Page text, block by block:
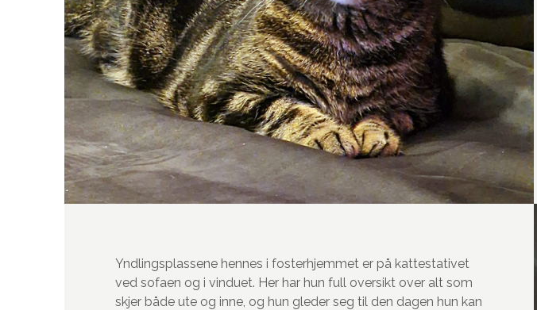
Yndlingsplassene hennes i fosterhjemmet er på kattestativet
ved sofaen og i vinduet. Her har hun full oversikt over alt som
skjer både ute og inne, og hun gleder seg til den dagen hun kan